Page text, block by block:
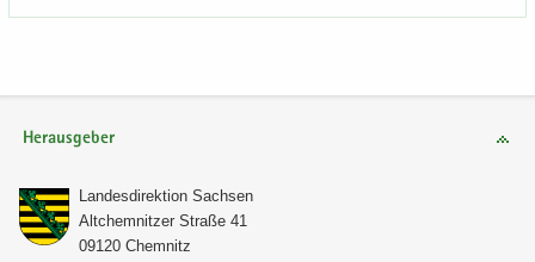
Herausgeber
Lan­des­di­rek­ti­on Sach­sen
Alt­chem­nit­zer Stra­ße 41
09120 Chem­nitz